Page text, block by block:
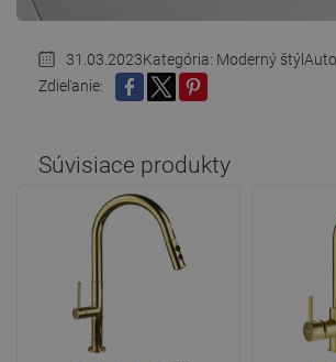
31.03.2023Kategória: Moderný štýl
Zdieľanie:
Súvisiace produkty